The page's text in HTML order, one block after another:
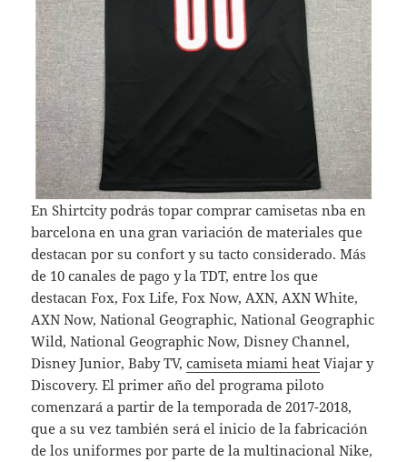
En Shirtcity podrás topar comprar camisetas nba en
barcelona en una gran variación de materiales que
destacan por su confort y su tacto considerado. Más
de 10 canales de pago y la TDT, entre los que
destacan Fox, Fox Life, Fox Now, AXN, AXN White,
AXN Now, National Geographic, National Geographic
Wild, National Geographic Now, Disney Channel,
Disney Junior, Baby TV,camiseta miami heat Viajar y
Discovery. El primer año del programa piloto
comenzará a partir de la temporada de 2017-2018,
que a su vez también será el inicio de la fabricación
de los uniformes por parte de la multinacional Nike,